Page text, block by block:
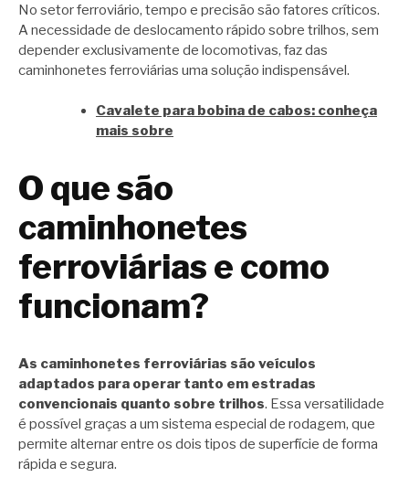
No setor ferroviário, tempo e precisão são fatores críticos.
A necessidade de deslocamento rápido sobre trilhos, sem
depender exclusivamente de locomotivas, faz das
caminhonetes ferroviárias uma solução indispensável.
Cavalete para bobina de cabos: conheça
mais sobre
O que são
caminhonetes
ferroviárias e como
funcionam?
As caminhonetes ferroviárias são veículos
adaptados para operar tanto em estradas
convencionais quanto sobre trilhos. Essa versatilidade
é possível graças a um sistema especial de rodagem, que
permite alternar entre os dois tipos de superfície de forma
rápida e segura.